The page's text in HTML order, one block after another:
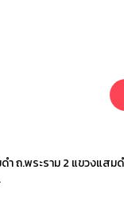
ำ ถ.พระราม 2 แขวงแสม